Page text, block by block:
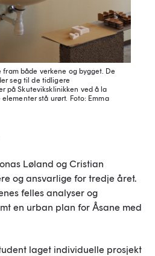
både verkene og bygget. De
seg til de tidligere
på Skuteviksklinikken ved å la
stå urørt. Foto: Emma
Løland og Cristian
og ansvarlige for tredje året.
felles analyser og
en urban plan for Åsane med
laget individuelle prosjekt